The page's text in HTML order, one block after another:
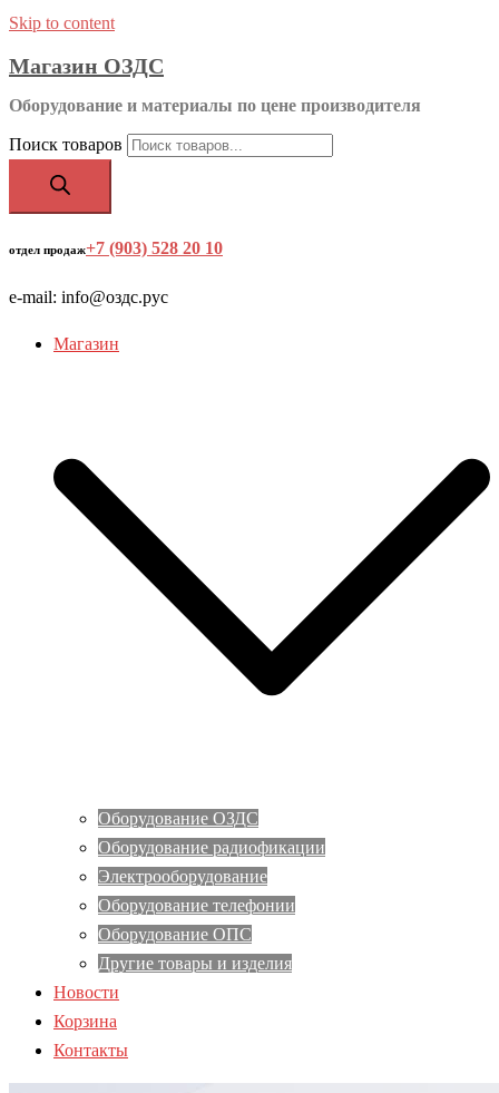
Skip to content
Магазин ОЗДС
Оборудование и материалы по цене производителя
Поиск товаров
отдел продаж+7 (903) 528 20 10
e-mail: info@оздс.рус
Магазин
Оборудование ОЗДС
Оборудование радиофикации
Электрооборудование
Оборудование телефонии
Оборудование ОПС
Другие товары и изделия
Новости
Корзина
Контакты